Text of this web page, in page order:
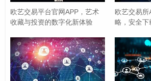
助解决问题的最佳途径。
如果您在帮助中心找不到答案,或者遇到
性化的问题，可以通过提交工单来联系
欧艺交易平台官网APP，艺术
收藏与投资的数字化新体验
欧艺交易
略，安全下